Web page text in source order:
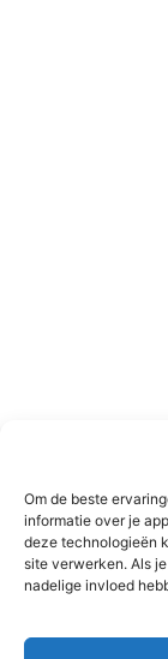
Om de beste
informatie over je
deze technologieën
site verwerken. Als
nadelige invloed